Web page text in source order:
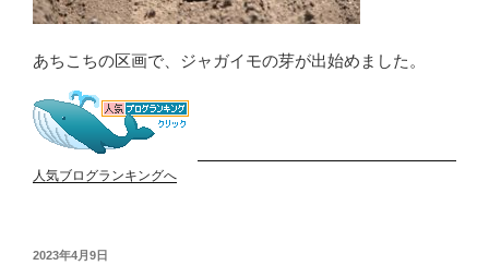
あちこちの区画で、ジャガイモの芽が出始めました。
人気ブログランキングへ
投
2023年4月9日